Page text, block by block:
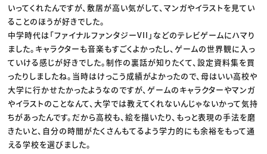
いってくれたんですが、敷居が高い気がして、マンガやイラストを見てい
ることのほうが好きでした。
中学時代は「ファイナルファンタジーVII」などのテレビゲームにハマり
ました。キャラクターも音楽もすごくよかったし、ゲームの世界観に入っ
ていける感じが好きでした。制作の裏話が知りたくて、設定資料集を買
ったりしましたね。当時はけっこう成績がよかったので、母はいい高校や
大学に行かせたかったようなのですが、ゲームのキャラクターやマンガ
やイラストのことなんて、大学では教えてくれないんじゃないかって気持
ちがあったんです。だから高校も、絵を描いたり、もっと表現の手法を磨
きたいと、自分の時間がたくさんもてるよう学力的にも余裕をもって通
える学校を選びました。